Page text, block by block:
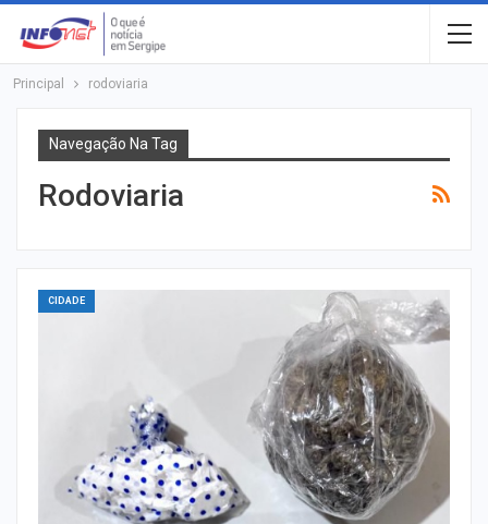
Principal rodoviaria
Navegação Na Tag
Rodoviaria
CIDADE